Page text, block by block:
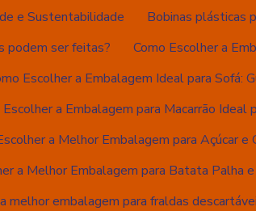
e Sustentabilidade
Bobinas plásticas
podem ser feitas?
Como Escolher a
Escolher a Embalagem Ideal para Sofá:
Escolher a Embalagem para Macarrão Ideal
a Melhor Embalagem para Açúcar e
a Melhor Embalagem para Batata Palha
melhor embalagem para fraldas